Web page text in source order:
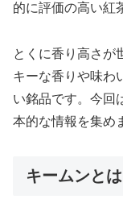
的に評価の高い紅
とくに香り高さが
キーな香りや味わ
い銘品です。今回
本的な情報を集め
キームンと